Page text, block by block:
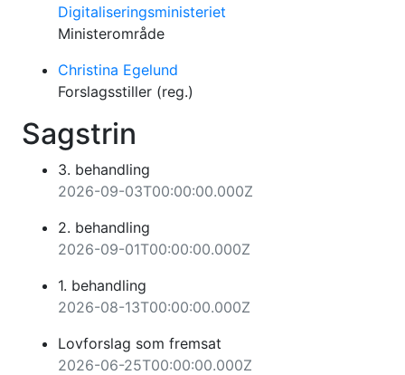
Digitaliseringsministeriet
Ministerområde
Christina Egelund
Forslagsstiller (reg.)
Sagstrin
3. behandling
2026-09-03T00:00:00.000Z
2. behandling
2026-09-01T00:00:00.000Z
1. behandling
2026-08-13T00:00:00.000Z
Lovforslag som fremsat
2026-06-25T00:00:00.000Z